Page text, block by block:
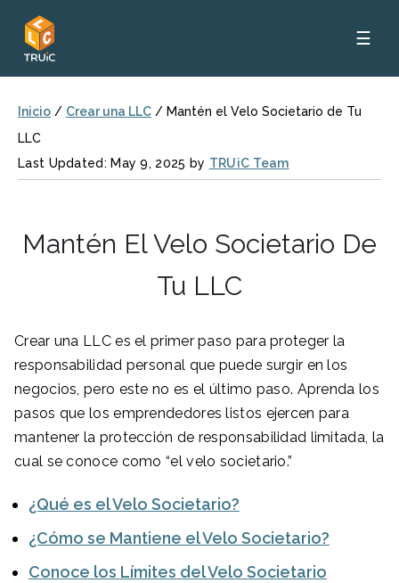
☰
Inicio / Crear una LLC / Mantén el Velo Societario de Tu
LLC
Last Updated: May 9, 2025 by TRUiC Team
Mantén El Velo Societario De
Tu LLC
Crear una LLC es el primer paso para proteger la
responsabilidad personal que puede surgir en los
negocios, pero este no es el último paso. Aprenda los
pasos que los emprendedores listos ejercen para
mantener la protección de responsabilidad limitada, la
cual se conoce como “el velo societario.”
¿Qué es el Velo Societario?
¿Cómo se Mantiene el Velo Societario?
Conoce los Límites del Velo Societario